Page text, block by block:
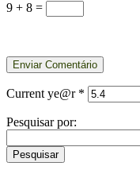
9 + 8 =
Current ye@r *
Pesquisar por: